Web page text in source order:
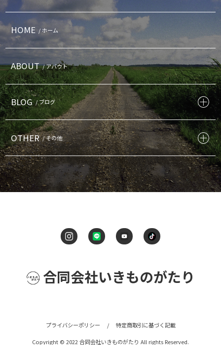
HOME / ホーム
ABOUT / アバウト
BLOG / ブログ
OTHER / その他
合同会社いきものがたり
プライバシーポリシー / 特定商取引に基づく記載
Copyright © 2022 合同会社いきものがたり All rights Reserved.